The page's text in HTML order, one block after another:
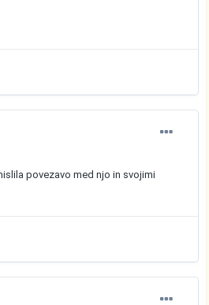
povezavo med njo in svojimi